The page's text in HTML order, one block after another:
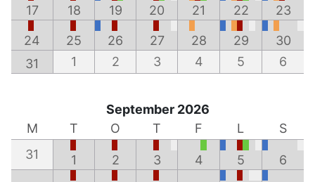
17 18 19 20 21 22 23
24 25 26 27 28 29
30
31
1 2 3 4 5 6
September 2026
M
T O T F L
S
31
1 2 3 4 5 6